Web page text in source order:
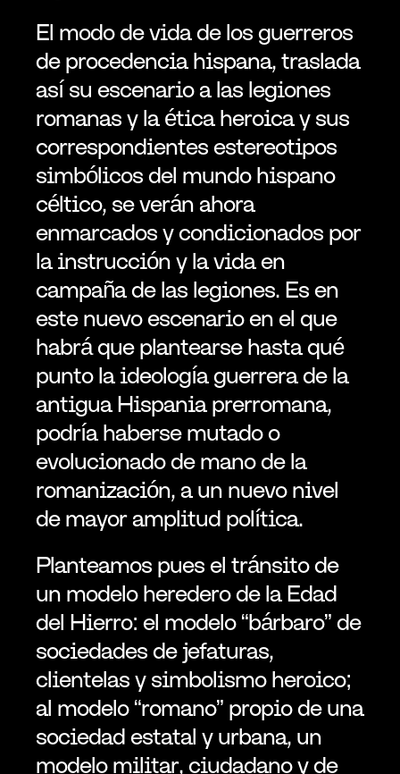
El modo de vida de los guerreros
de procedencia hispana, traslada
así su escenario a las legiones
romanas y la ética heroica y sus
correspondientes estereotipos
simbólicos del mundo hispano
céltico, se verán ahora
enmarcados y condicionados por
la instrucción y la vida en
campaña de las legiones. Es en
este nuevo escenario en el que
habrá que plantearse hasta qué
punto la ideología guerrera de la
antigua Hispania prerromana,
podría haberse mutado o
evolucionado de mano de la
romanización, a un nuevo nivel
de mayor amplitud política.
Planteamos pues el tránsito de
un modelo heredero de la Edad
del Hierro: el modelo “bárbaro” de
sociedades de jefaturas,
clientelas y simbolismo heroico;
al modelo “romano” propio de una
sociedad estatal y urbana, un
modelo militar, ciudadano y de